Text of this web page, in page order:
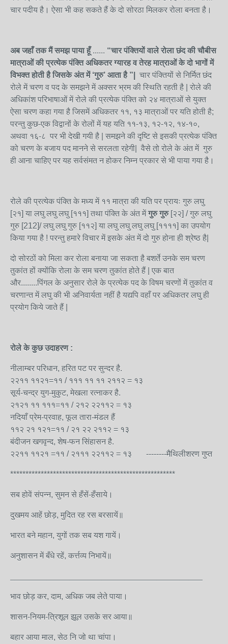
चार पदीय है। ऐसा भी कह सकते हैं के दो सोरठा मिलकर रोला बनता है।
अब जहाँ तक मैं समझ पाया हूँ...... “चार पंक्तियों वाले रोला छंद की चौबीस
मात्राओं की प्रत्येक पंक्ति अधिकतर ग्यारह व तेरह मात्राओं के दो भागों में
विभक्त होती है जिसके अंत में ‘गुरु’ आता है ”|
चार पंक्तियों से निर्मित छंद
रोले में चरण व पद के समझने में अक्सर भ्रम की स्थिति रहती है | रोले की
अधिकांश परिभाषाओं में रोले की प्रत्येक पंक्ति को २४ मात्राओं से युक्त
ऐसा चरण कहा गया है जिसमें अधिकतर ११, १३ मात्राओं पर यति होती है;
परन्तु कुछ-एक विद्वानों के रोलों में यह यति ११-१३, १२-१२, १४-१०,
अथवा १६-८ पर भी देखी गयी है | समझने की दृष्टि से इसकी प्रत्येक पंक्ति
को चरण के बजाय पद मानने से सरलता रहेगी| वैसे तो रोले के अंत में गुरु
ही आना चाहिए पर यह सर्वसंमत न होकर निम्न प्रकार से भी पाया गया है।
रोले की प्रत्येक पंक्ति के मध्य में ११ मात्रा की यति पर प्रायः गुरु लघु
[२१] या लघु लघु लघु [१११] तथा पंक्ति के अंत मेंगुरु गुरु[२२] / गुरु लघु
गुरु [212]/ लघु लघु गुरु [११२] या लघु लघु लघु लघु [११११] का उपयोग
किया गया है ! परन्तु हमारे विचार में इसके अंत में दो गुरु होना ही श्रेष्ठ है|
दो सोरठों को मिला कर रोला बनाया जा सकता है बशर्ते उनके सम चरण
तुकांत हों क्योंकि रोला के सम चरण तुकांत होते हैं | एक बात
और........पिंगल के अनुसार रोले के प्रत्येक पद के विषम चरणों में तुकांत व
चरणान्त में लघु की भी अनिवार्यता नहीं है यद्यपि वहाँ पर अधिकतर लघु ही
प्रयोग किये जाते हैं |
रोले के कुछ उदाहरण :
नीलाम्बर परिधान, हरित पट पर सुन्दर है.
२२११ ११२१=११ / १११ ११ ११ २११२ = १३
सूर्य-चन्द्र युग-मुकुट, मेखला रत्नाकर है.
२१२१ ११ १११=११ / २१२ २२११२ = १३
नदियाँ प्रेम-प्रवाह, फूल तारा-मंडल हैं
११२ २१ १२१=११ / २१ २२ २११२ = १३
बंदीजन खगवृन्द, शेष-फन सिंहासन है.
२२११ ११२१ =११ / २१११ २२११२ = १३ --------मैथिलीशरण गुप्त
******************************************************
सब होवें संपन्न, सुमन से हँसें-हँसाये।
दुखमय आहें छोड़, मुदित रह रस बरसायें॥
भारत बने महान, युगों तक सब यश गायें।
अनुशासन में बँधे रहें, कर्त्तव्य निभायें॥
भाव छोड़ कर, दाम, अधिक जब लेते पाया।
शासन-नियम-त्रिशूल झूल उसके सर आया॥
बहार आया माल, सेठ नि जो था चांपा।